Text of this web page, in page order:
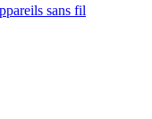
sans fil